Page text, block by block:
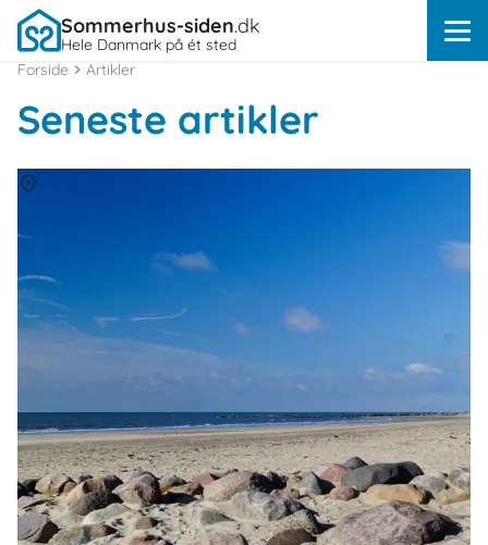
Sommerhus-siden.dk
Hele Danmark på ét sted
Forside
Artikler
Seneste artikler